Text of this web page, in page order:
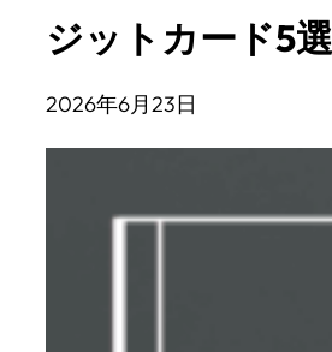
ジットカード5
2026年6月23日